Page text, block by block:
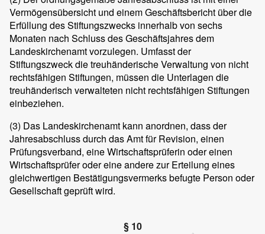
Vermögensübersicht und einem Geschäftsbericht über die
Erfüllung des Stiftungszwecks innerhalb von sechs
Monaten nach Schluss des Geschäftsjahres dem
Landeskirchenamt vorzulegen. Umfasst der
Stiftungszweck die treuhänderische Verwaltung von nicht
rechtsfähigen Stiftungen, müssen die Unterlagen die
treuhänderisch verwalteten nicht rechtsfähigen Stiftungen
einbeziehen.
(3) Das Landeskirchenamt kann anordnen, dass der
Jahresabschluss durch das Amt für Revision, einen
Prüfungsverband, eine Wirtschaftsprüferin oder einen
Wirtschaftsprüfer oder eine andere zur Erteilung eines
gleichwertigen Bestätigungsvermerks befugte Person oder
Gesellschaft geprüft wird.
§ 10